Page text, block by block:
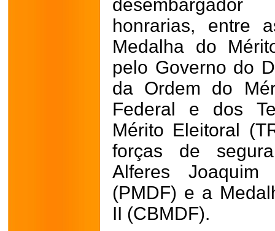
honrarias, entre
Medalha do
pelo Governo do
da Ordem do
Federal e dos
Mérito Eleitoral
forças de
Alferes
(PMDF) e a
II (CBMDF).